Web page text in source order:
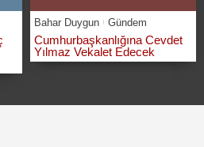
Bahar Duygun Gündem
Cumhurbaşkanlığına Cevdet
Yılmaz Vekalet Edecek